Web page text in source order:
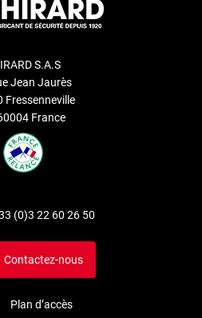
S.A.S
Jean Jaurès
Fressenneville
France
(0)3 22 60 26 50
Contactez-nous
Plan d’accès